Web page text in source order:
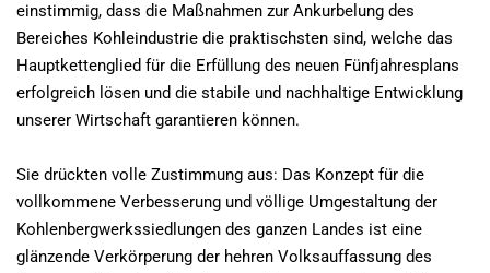
einstimmig, dass die Maßnahmen zur Ankurbelung des
Bereiches Kohleindustrie die praktischsten sind, welche das
Hauptkettenglied für die Erfüllung des neuen Fünfjahresplans
erfolgreich lösen und die stabile und nachhaltige Entwicklung
unserer Wirtschaft garantieren können.
Sie drückten volle Zustimmung aus: Das Konzept für die
vollkommene Verbesserung und völlige Umgestaltung der
Kohlenbergwerkssiedlungen des ganzen Landes ist eine
glänzende Verkörperung der hehren Volksauffassung des